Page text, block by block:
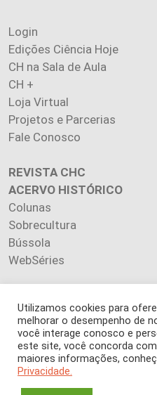
Login
Edições Ciência Hoje
CH na Sala de Aula
CH +
Loja Virtual
Projetos e Parcerias
Fale Conosco
REVISTA CHC
ACERVO HISTÓRICO
Colunas
Sobrecultura
Bússola
WebSéries
Copyright 2026 INSTITUTO
Os artigos publicados na
É proibida a reprodução,
Utilizamos cookies para
melhorar o desempenho de
você interage conosco e
este site, você concorda
maiores informações,
Privacidade.